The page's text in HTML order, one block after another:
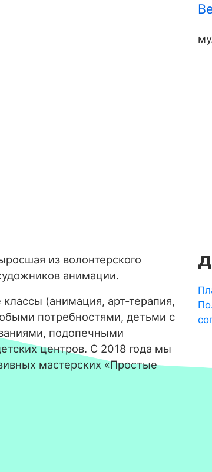
из волонтерского
анимации.
(анимация, арт-терапия,
потребностями, детьми с
подопечными
центров. С 2018 года мы
мастерских «Простые